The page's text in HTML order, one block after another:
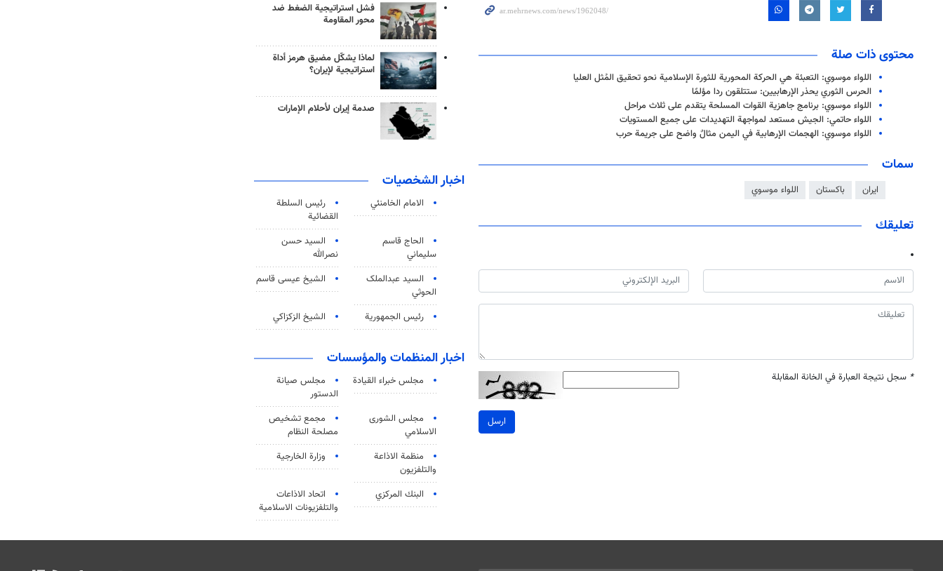
محتوى ذات صلة
اللواء موسوي: التعبئة هي الحركة المحورية للثورة الإسلامية نحو تحقيق المُثل العليا
الحرس الثوري يحذر الإرهابيين: ستتلقون ردا مؤلمًا
اللواء موسوي: برنامج جاهزية القوات المسلحة يتقدم على ثلاث مراحل
اللواء حاتمي: الجيش مستعد لمواجهة التهديدات على جميع المستويات
اللواء موسوي: الهجمات الإرهابية في اليمن مثالٌ واضح على جريمة حرب
سمات
ايران باكستان اللواء موسوي
تعليقك
* سجل نتيجة العبارة في الخانة المقابلة
ارسل
فشل استراتيجية الضغط ضد
محور المقاومة
لماذا يشكّل مضيق هرمز أداة
استراتيجية لإيران؟
صدمة إيران لأحلام الإمارات
اخبار الشخصيات
الامام الخامنئي
رئیس السلطة
القضائیة
الحاج قاسم
سليماني
السيد حسن
نصرالله
السید عبدالملک
الحوثي
الشيخ عيسى قاسم
رئيس الجمهورية الشيخ الزكزاكي
اخبار المنظمات والمؤسسات
مجلس خبراء القيادة
مجلس صيانة
الدستور
مجلس الشورى
الاسلامي
مجمع تشخيص
مصلحة النظام
منظمة الاذاعة
والتلفزیون
وزارة الخارجية
البنك المركزي
اتحاد الاذاعات
والتلفزيونات الاسلامية